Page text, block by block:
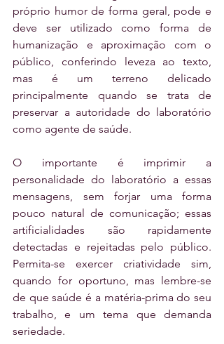
próprio humor de forma geral, pode e
deve ser utilizado como forma de
humanização e aproximação com o
público, conferindo leveza ao texto,
mas é um terreno delicado
principalmente quando se trata de
preservar a autoridade do laboratório
como agente de saúde.
O importante é imprimir a
personalidade do laboratório a essas
mensagens, sem forjar uma forma
pouco natural de comunicação; essas
artificialidades são rapidamente
detectadas e rejeitadas pelo público.
Permita-se exercer criatividade sim,
quando for oportuno, mas lembre-se
de que saúde é a matéria-prima do seu
trabalho, e um tema que demanda
seriedade.